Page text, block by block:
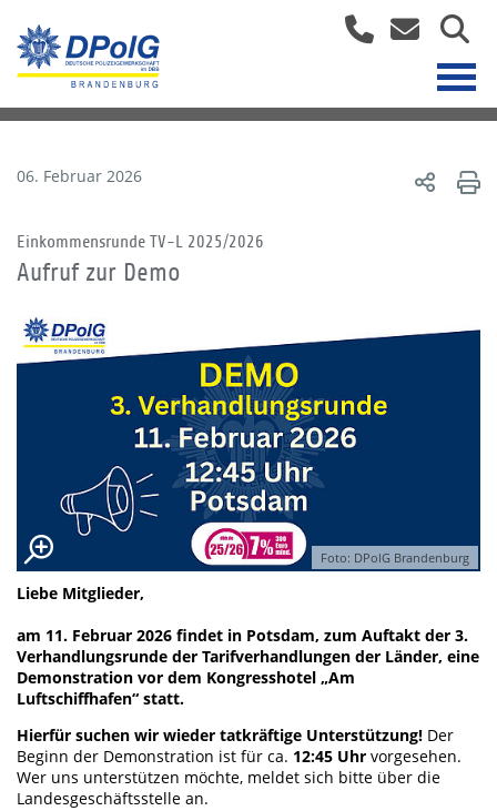
06. Februar 2026
Einkommensrunde TV-L 2025/2026
Aufruf zur Demo
Foto: DPolG Brandenburg
Liebe Mitglieder,
am 11. Februar 2026 findet in Potsdam, zum Auftakt der 3.
Verhandlungsrunde der Tarifverhandlungen der Länder, eine
Demonstration vor dem Kongresshotel „Am
Luftschiffhafen“ statt.
Hierfür suchen wir wieder tatkräftige Unterstützung! Der
Beginn der Demonstration ist für ca. 12:45 Uhr vorgesehen.
Wer uns unterstützen möchte, meldet sich bitte über die
Landesgeschäftsstelle an.